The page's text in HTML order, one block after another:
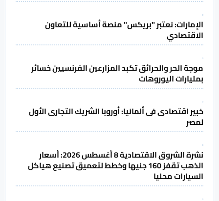
الإمارات: نعتبر "بريكس" منصة أساسية للتعاون
الاقتصادي
موجة الحر والحرائق تكبد المزارعين الفرنسيين خسائر
بمليارات اليوروهات
خبير اقتصادى فى ألمانيا: أوروبا الشريك التجارى الأول
لمصر
نشرة الشروق الاقتصادية 8 أغسطس 2026: أسعار
الذهب تقفز 160 جنيها وخطط لتعميق تصنيع هياكل
السيارات محليا